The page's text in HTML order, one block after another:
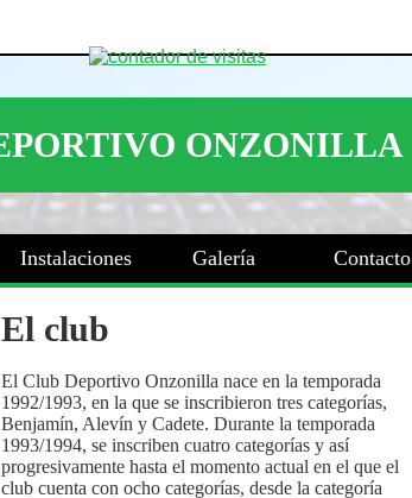
Instalaciones Galería Contacto
El club
El Club Deportivo Onzonilla nace en la temporada
1992/1993, en la que se inscribieron tres categorías,
Benjamín, Alevín y Cadete. Durante la temporada
1993/1994, se inscriben cuatro categorías y así
progresivamente hasta el momento actual en el que el
club cuenta con ocho categorías, desde la categoría